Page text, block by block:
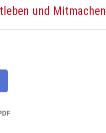
und Mitmachen